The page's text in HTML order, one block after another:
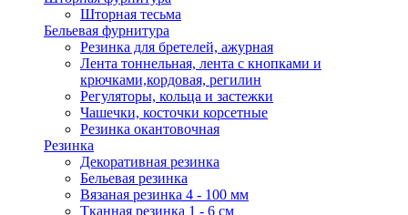
Шторная тесьма
Бельевая фурнитура
Резинка для бретелей, ажурная
Лента тоннельная, лента с кнопками и
крючками,кордовая, регилин
Регуляторы, кольца и застежки
Чашечки, косточки корсетные
Резинка окантовочная
Резинка
Декоративная резинка
Бельевая резинка
Вязаная резинка 4 - 100 мм
Тканная резинка 1 - 6 см